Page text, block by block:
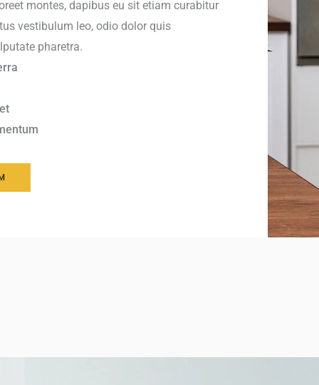
montes, dapibus eu sit etiam curabitur
vestibulum leo, odio dolor quis
pharetra.